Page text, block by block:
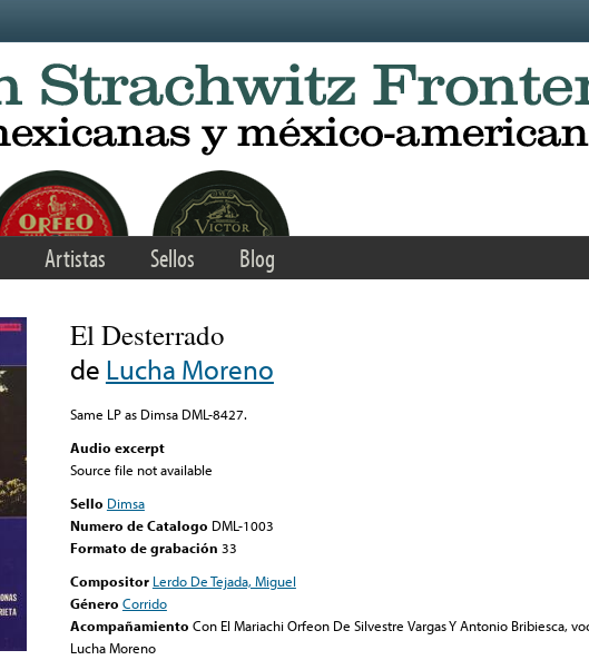
Artistas Sellos Blog
El Desterrado
de Lucha Moreno
Same LP as Dimsa DML-8427.
Audio excerpt
Source file not available
Sello Dimsa
Numero de Catalogo DML-1003
Formato de grabación 33
Compositor Lerdo De Tejada, Miguel
Género Corrido
Acompañamiento Con El Mariachi Orfeon De Silvestre Vargas Y Antonio Bribiesca,
Lucha Moreno